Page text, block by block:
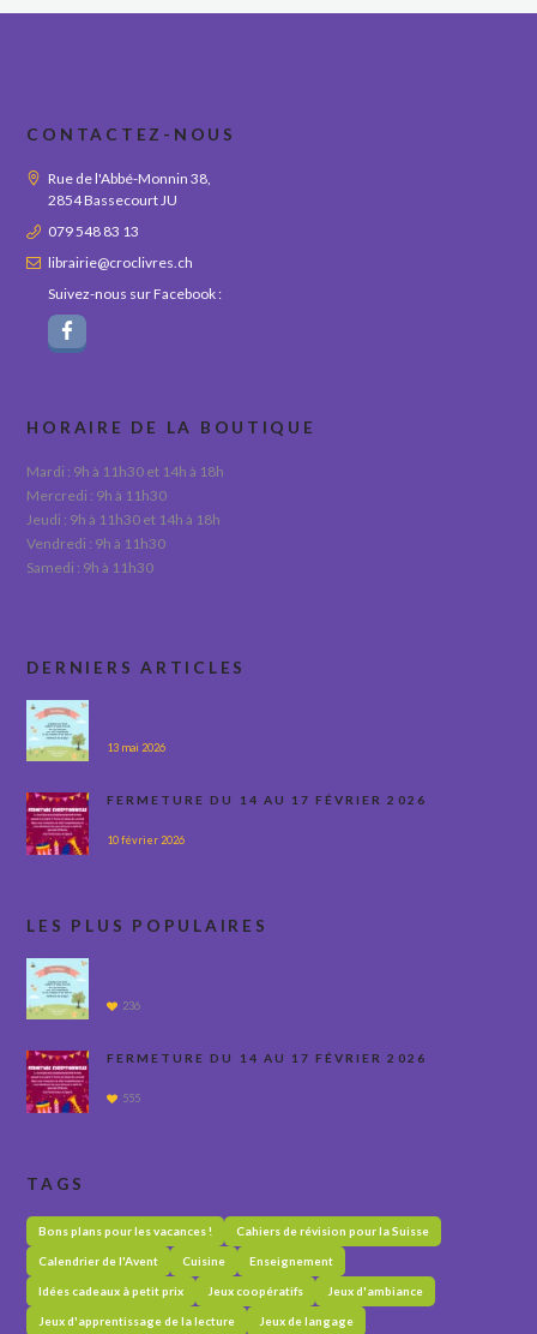
CONTACTEZ-NOUS
Rue de l'Abbé-Monnin 38,
2854 Bassecourt JU
079 548 83 13
librairie@croclivres.ch
Suivez-nous sur Facebook :
HORAIRE DE LA BOUTIQUE
Mardi : 9h à 11h30 et 14h à 18h
Mercredi : 9h à 11h30
Jeudi : 9h à 11h30 et 14h à 18h
Vendredi : 9h à 11h30
Samedi : 9h à 11h30
DERNIERS ARTICLES
13 mai 2026
FERMETURE DU 14 AU 17 FÉVRIER 2026
10 février 2026
LES PLUS POPULAIRES
236
FERMETURE DU 14 AU 17 FÉVRIER 2026
555
TAGS
Bons plans pour les vacances ! Cahiers de révision pour la Suisse
Calendrier de l'Avent Cuisine Enseignement
Idées cadeaux à petit prix Jeux coopératifs Jeux d'ambiance
Jeux d'apprentissage de la lecture Jeux de langage